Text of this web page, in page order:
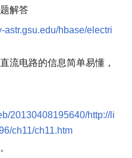
解答
astr.gsu.edu/hbase/electri
流电路的信息简单易懂，
20130408195640/http://li
ch11/ch11.htm